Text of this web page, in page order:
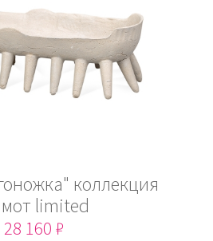
коллекция
limited
28 160 ₽